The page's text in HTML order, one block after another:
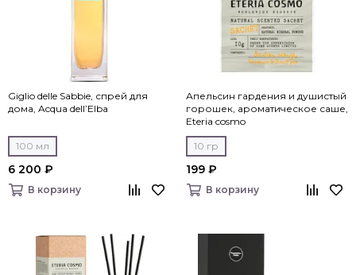
Giglio delle Sabbie, спрей для
дома, Acqua dell’Elba
100 мл
6 200 ₽
В корзину
Апельсин гардения и душистый
горошек, ароматическое саше,
Eteria cosmo
10 гр
199 ₽
В корзину